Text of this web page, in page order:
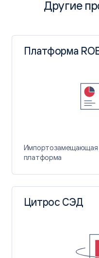
Скачать PDF
Инструкция по
Скачать PDF
Описание
Скачать PDF
Другие
Платформа
Импортозамещающая
платформа
Цитрос СЭД